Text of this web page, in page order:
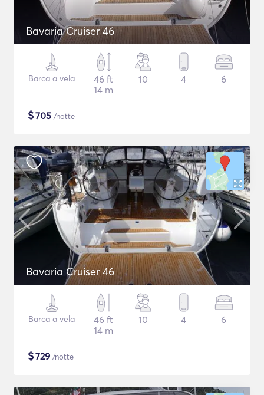
Bavaria Cruiser 46
Barca a vela
46 ft
14 m
10 4 6
$705 /notte
Bavaria Cruiser 46
Barca a vela
46 ft
14 m
10 4 6
$729 /notte